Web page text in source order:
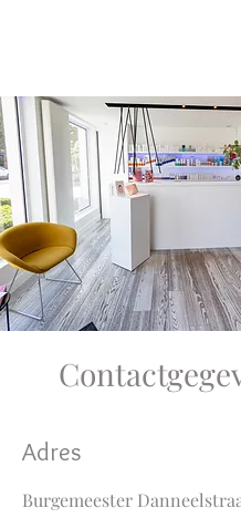
Adres
Burgemeester D